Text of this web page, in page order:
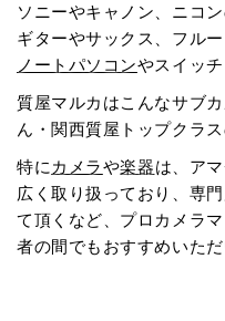
ソニーやキャノン、ニコ
ギターやサックス、フル
ノートパソコンやスイッ
質屋マルカはこんなサブ
ん・関西質屋トップクラ
特にカメラや楽器は、ア
広く取り扱っており、専
て頂くなど、プロカメラ
者の間でもおすすめいただ